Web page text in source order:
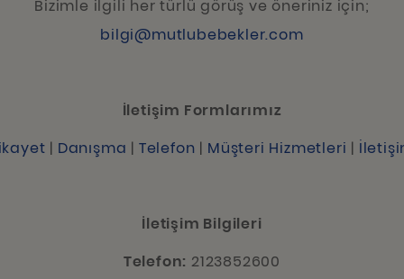
Bizimle ilgili her türlü görüş ve öneriniz için;
bilgi@mutlubebekler.com
İletişim Formlarımız
| Danışma | Telefon | Müşteri Hizmetleri |
İletişim Bilgileri
Telefon: 2123852600